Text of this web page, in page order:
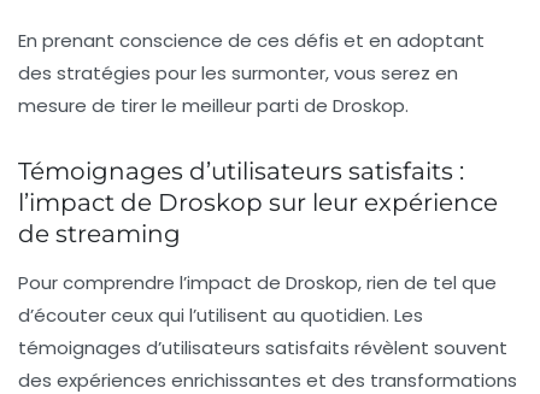
En prenant conscience de ces défis et en adoptant
des stratégies pour les surmonter, vous serez en
mesure de tirer le meilleur parti de Droskop.
Témoignages d’utilisateurs satisfaits :
l’impact de Droskop sur leur expérience
de streaming
Pour comprendre l’impact de Droskop, rien de tel que
d’écouter ceux qui l’utilisent au quotidien. Les
témoignages d’utilisateurs satisfaits révèlent souvent
des expériences enrichissantes et des transformations